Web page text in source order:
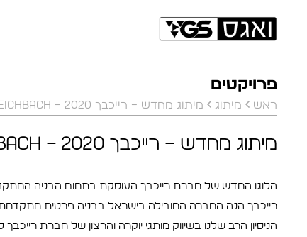
פרויקטים
ראש מיתוג מיתוג מחדש – רייכבך Reichbach – 2020
מיתוג מחדש – רייכבך Reichbach – 2020
הלוגו החדש של חברת רייכבך העוסקת בתחום הבניה
רייכבך הנה החברה המובילה בישראל בבניה פרטית
הניסיון הרב שלנו בשיווק מותגי יוקרה והרצון של חברת